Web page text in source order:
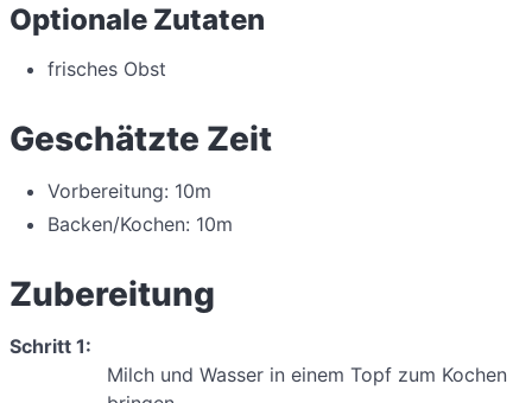
Optionale Zutaten
frisches Obst
Geschätzte Zeit
Vorbereitung: 10m
Backen/Kochen: 10m
Zubereitung
Schritt 1:
Milch und Wasser in einem Topf zum Kochen